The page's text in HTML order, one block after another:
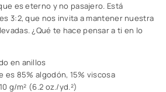
es eterno y no pasajero. Está
3:2, que nos invita a mantener nuestra
¿Qué te hace pensar a ti en lo
en anillos
es 85% algodón, 15% viscosa
g/m² (6.2 oz./yd.²)